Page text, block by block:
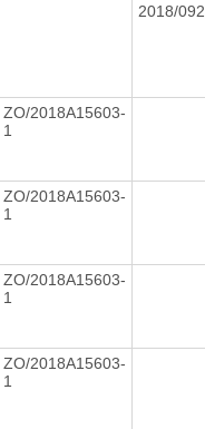
2018/092
ZO/2018A15603-
1
ZO/2018A15603-
1
ZO/2018A15603-
1
ZO/2018A15603-
1